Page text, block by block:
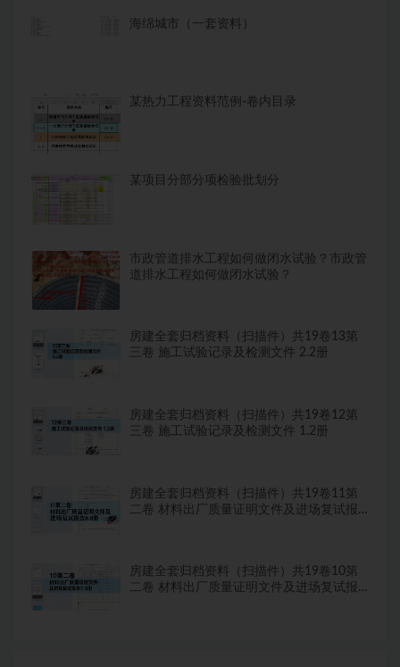
海绵城市（一套资料）
某热力工程资料范例-卷内目录
某项目分部分项检验批划分
市政管道排水工程如何做闭水试验？市政管
道排水工程如何做闭水试验？
房建全套归档资料（扫描件）共19卷13第
三卷 施工试验记录及检测文件 2.2册
房建全套归档资料（扫描件）共19卷12第
三卷 施工试验记录及检测文件 1.2册
房建全套归档资料（扫描件）共19卷11第
二卷 材料出厂质量证明文件及进场复试报
房建全套归档资料（扫描件）共19卷10第
二卷 材料出厂质量证明文件及进场复试报